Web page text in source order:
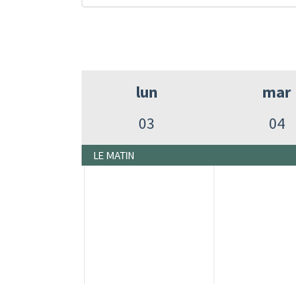
lun
03
mar
04
LE MATIN